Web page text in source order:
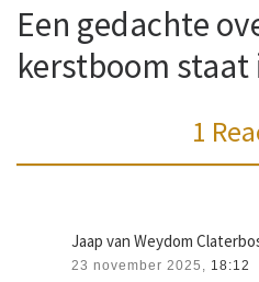
Een gedachte
kerstboom staat
1
Jaap van Weydom
23 november 2025, 18:12